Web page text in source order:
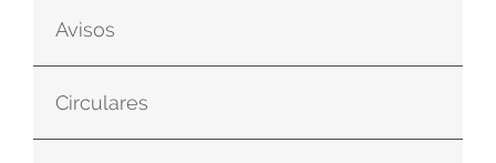
Avisos
Circulares